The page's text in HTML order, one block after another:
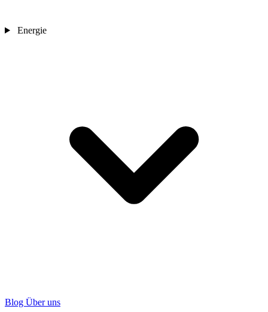
Energie
Blog Über uns